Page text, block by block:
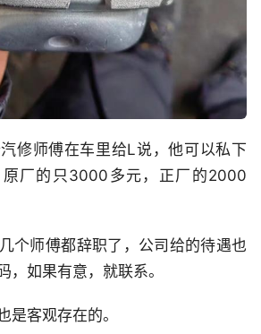
修师傅在车里给L说，他可以私下
原厂的只3000多元，正厂的2000
个师傅都辞职了，公司给的待遇也
，如果有意，就联系。
是客观存在的。